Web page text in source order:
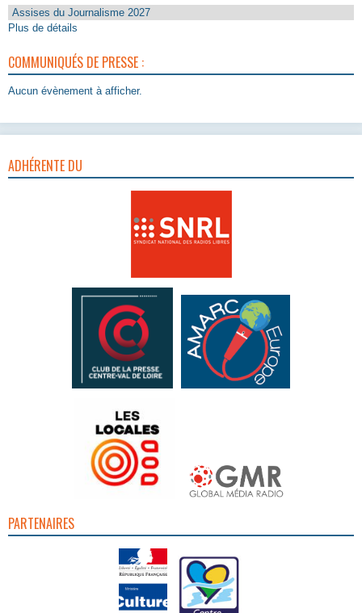
Assises du Journalisme 2027
Plus de détails
COMMUNIQUÉS DE PRESSE :
Aucun évènement à afficher.
ADHÉRENTE DU
PARTENAIRES